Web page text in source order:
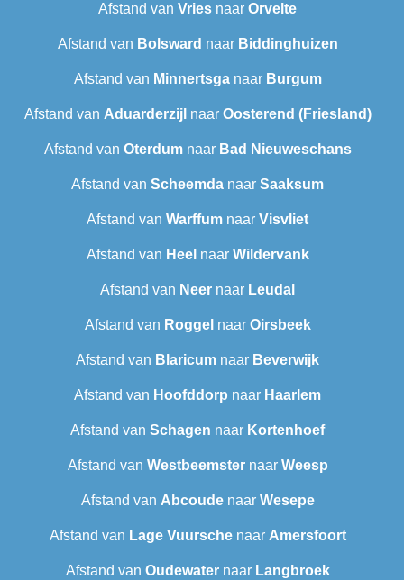
Afstand van Vries naar Orvelte
Afstand van Bolsward‎ naar Biddinghuizen
Afstand van Minnertsganaar Burgum
Afstand van Aduarderzijl naar Oosterend (Friesland)
Afstand van Oterdumnaar Bad Nieuweschans
Afstand van Scheemda naar Saaksum
Afstand van Warffum naar Visvliet
Afstand van Heel naar Wildervank
Afstand van Neer naar Leudal‎
Afstand van Roggel naar Oirsbeek
Afstand van Blaricum naar Beverwijk
Afstand van Hoofddorp naar Haarlem
Afstand van Schagen naar Kortenhoef
Afstand van Westbeemsternaar Weesp
Afstand van Abcoudenaar Wesepe
Afstand van Lage Vuurschenaar Amersfoort
Afstand van Oudewaternaar Langbroek